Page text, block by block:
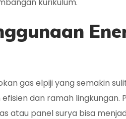
gas elpiji yang semakin
dan ramah lingkungan.
atau panel surya bisa